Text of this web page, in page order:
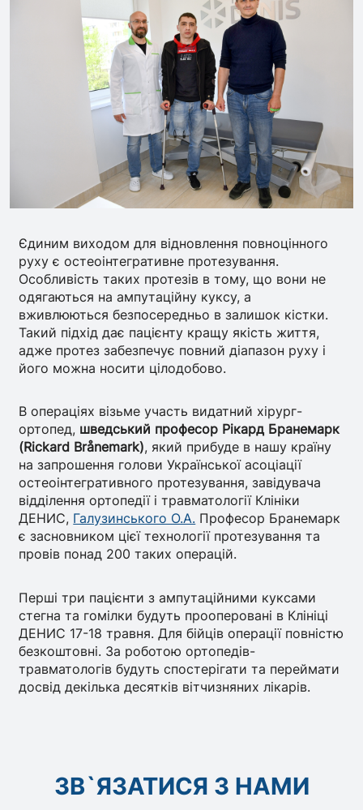
Єдиним виходом для відновлення повноцінного
руху є остеоінтегративне протезування.
Особливість таких протезів в тому, що вони не
одягаються на ампутаційну куксу, а
вживлюються безпосередньо в залишок кістки.
Такий підхід дає пацієнту кращу якість життя,
адже протез забезпечує повний діапазон руху і
його можна носити цілодобово.
В операціях візьме участь видатний хірург-
ортопед, шведський професор Рікард Бранемарк
(Rickard Brånemark), який прибуде в нашу країну
на запрошення голови Української асоціації
остеоінтегративного протезування, завідувача
відділення ортопедії і травматології Клініки
ДЕНИС, Галузинського О.А. Професор Бранемарк
є засновником цієї технології протезування та
провів понад 200 таких операцій.
Перші три пацієнти з ампутаційними куксами
стегна та гомілки будуть прооперовані в Клініці
ДЕНИС 17-18 травня. Для бійців операції повністю
безкоштовні. За роботою ортопедів-
травматологів будуть спостерігати та переймати
досвід декілька десятків вітчизняних лікарів.
ЗВ`ЯЗАТИСЯ З НАМИ